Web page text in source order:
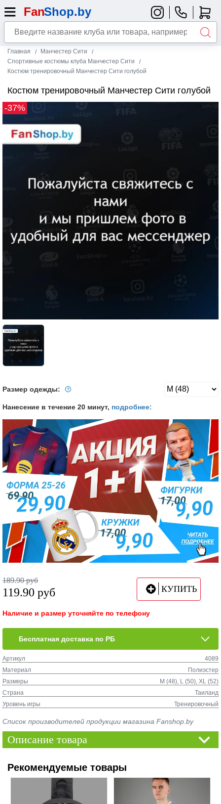
Главная
Манчестер Сити
Спортивные костюмы клуба Манчестер Сити
Костюм тренировочный Манчестер Сити голубой
Костюм тренировочный Манчестер Сити голубой
-37%
Размер одежды:
Нанесение в течение 20 минут, подробнее:
189.90 руб
119.90 руб КУПИТЬ
Наличие и размер уточняйте по телефону
Бесплатная доставка по РБ
Артикул
4089
Материал
Полиэстер
Размеры
M (48), L (50), XL (52)
Страна
Таиланд
Уровень игры
Тренировочный
Список производителей продукции магазина Fanshop.by
Описание товара
Рекомендуемые товары